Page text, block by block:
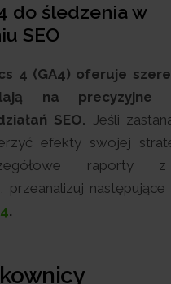
do śledzenia w
SEO
4 (GA4) oferuje
na precyzyjne
SEO. Jeśli
efekty swojej
raporty z
przeanalizuj następujące
.